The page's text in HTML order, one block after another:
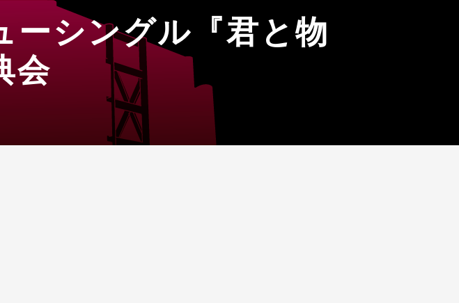
ーシングル『君と物
会